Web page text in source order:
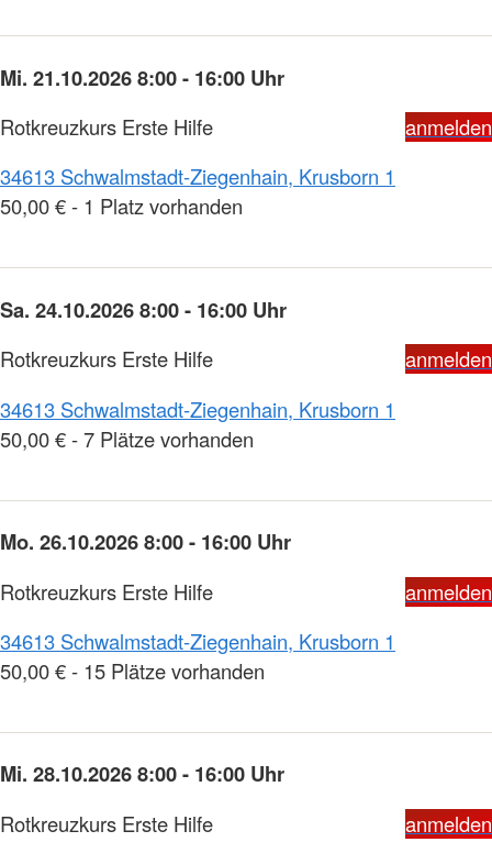
Mi. 21.10.2026 8:00 - 16:00 Uhr
Rotkreuzkurs Erste Hilfe
anmelden
34613 Schwalmstadt-Ziegenhain, Krusborn 1
50,00 € - 1 Platz vorhanden
Sa. 24.10.2026 8:00 - 16:00 Uhr
Rotkreuzkurs Erste Hilfe
anmelden
34613 Schwalmstadt-Ziegenhain, Krusborn 1
50,00 € - 7 Plätze vorhanden
Mo. 26.10.2026 8:00 - 16:00 Uhr
Rotkreuzkurs Erste Hilfe
anmelden
34613 Schwalmstadt-Ziegenhain, Krusborn 1
50,00 € - 15 Plätze vorhanden
Mi. 28.10.2026 8:00 - 16:00 Uhr
Rotkreuzkurs Erste Hilfe
anmelden